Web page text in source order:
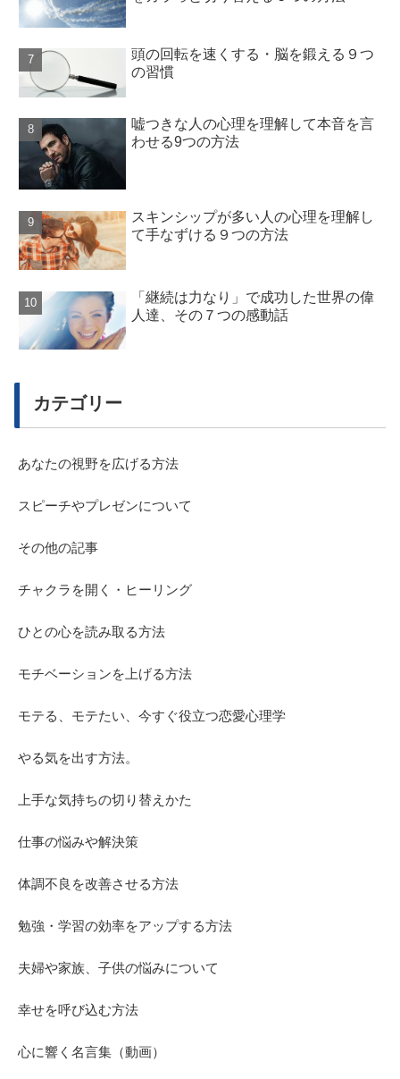
頭の回転を速くする・脳を鍛える９つ
の習慣
嘘つきな人の心理を理解して本音を言
わせる9つの方法
スキンシップが多い人の心理を理解し
て手なずける９つの方法
「継続は力なり」で成功した世界の偉
人達、その７つの感動話
カテゴリー
あなたの視野を広げる方法
スピーチやプレゼンについて
その他の記事
チャクラを開く・ヒーリング
ひとの心を読み取る方法
モチベーションを上げる方法
モテる、モテたい、今すぐ役立つ恋愛心理学
やる気を出す方法。
上手な気持ちの切り替えかた
仕事の悩みや解決策
体調不良を改善させる方法
勉強・学習の効率をアップする方法
夫婦や家族、子供の悩みについて
幸せを呼び込む方法
心に響く名言集（動画）